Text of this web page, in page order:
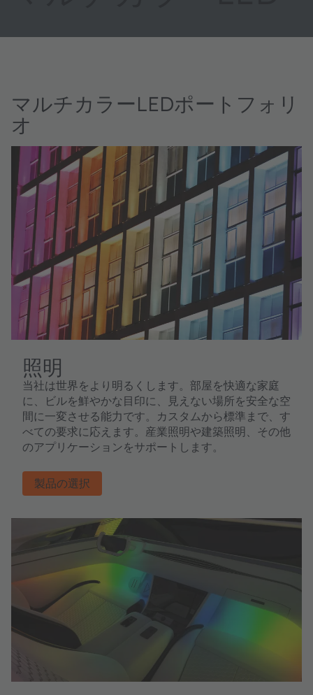
マルチカラーLEDポートフォリ
オ
照明
当社は世界をより明るくします。部屋を快適な家庭
に、ビルを鮮やかな目印に、見えない場所を安全な空
間に一変させる能力です。カスタムから標準まで、す
べての要求に応えます。産業照明や建築照明、その他
のアプリケーションをサポートします。
製品の選択